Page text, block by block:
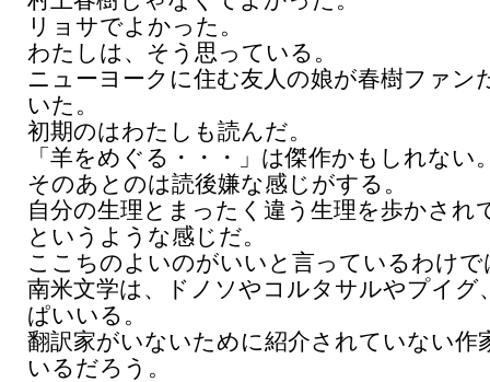
リョサでよかった。
わたしは、そう思っている。
ニューヨークに住む友人の娘が春樹ファン
いた。
初期のはわたしも読んだ。
「羊をめぐる・・・」は傑作かもしれない
そのあとのは読後嫌な感じがする。
自分の生理とまったく違う生理を歩かされ
というような感じだ。
ここちのよいのがいいと言っているわけで
南米文学は、ドノソやコルタサルやプイグ
ぱいいる。
翻訳家がいないために紹介されていない作
いるだろう。